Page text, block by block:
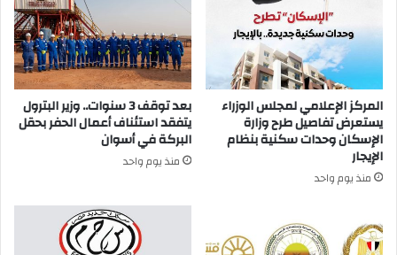
المركز الإعلامي لمجلس الوزراء
يستعرض تفاصيل طرح وزارة
الإسكان وحدات سكنية بنظام
الإيجار
منذ يوم واحد
بعد توقف 3 سنوات.. وزير البترول
يتفقد استئناف أعمال الحفر بحقل
البركة في أسوان
منذ يوم واحد